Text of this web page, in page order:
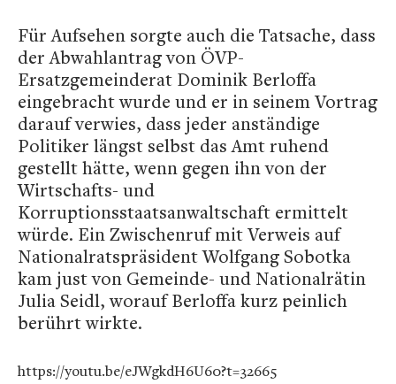
Für Aufsehen sorgte auch die Tatsache, dass
der Abwahlantrag von ÖVP-
Ersatzgemeinderat Dominik Berloffa
eingebracht wurde und er in seinem Vortrag
darauf verwies, dass jeder anständige
Politiker längst selbst das Amt ruhend
gestellt hätte, wenn gegen ihn von der
Wirtschafts- und
Korruptionsstaatsanwaltschaft ermittelt
würde. Ein Zwischenruf mit Verweis auf
Nationalratspräsident Wolfgang Sobotka
kam just von Gemeinde- und Nationalrätin
Julia Seidl, worauf Berloffa kurz peinlich
berührt wirkte.
https://youtu.be/eJWgkdH6U60?t=32665